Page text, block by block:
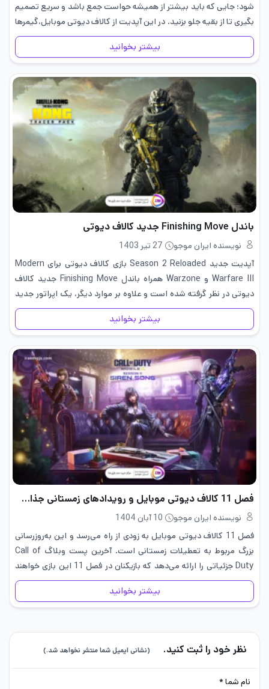
شود؛ جایی که باید بیشتر از همیشه حواست جمع باشد و سریع تصمیم
بگیری تا از بقیه جلو بزنید. در این آپدیت از کالاف دیوتی موبایل،گیمرها
وارد…
بیشتر بخوانید
باندل Finishing Move جدید کالاف دیوتی
نویسنده ایران موجو
27 تیر 1403
آپدیت جدید Season 2 Reloaded بازی کالاف دیوتی برای Modern
Warfare III و Warzone همراه باندل Finishing Move جدید کالاف
دیوتی در نظر گرفته شده است و علاوه بر موارد دیگر، یک اپراتور جدید
به نام Godzilla vs. Kong را…
بیشتر بخوانید
فصل 11 کالاف دیوتی موبایل و رویدادهای زمستانی جذاب + تریلر
نویسنده ایران موجو
10 آبان 1404
فصل 11 کالاف دیوتی موبایل به زودی از راه می‌رسد و این به‌روزرسانی
بزرگ مربوط به تعطیلات زمستانی است. آخرین پست وبلاگ Call of
Duty جزئیاتی را ارائه می‌دهد که بازیکنان در فصل 11 این بازی خواهند
دید: از جمله…
بیشتر بخوانید
نظر خود را ثبت کنید. (نشانی ایمیل شما منتشر نخواهد شد.)
نام شما *